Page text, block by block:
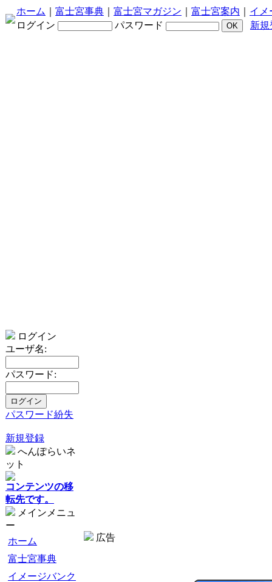
ホーム 富士宮事典 富士宮マガジン 富士宮案内
イメ
ログイン
パスワード 新規
ログイン
ユーザ名:
パスワード:
パスワード紛失
新規登録
へんぽらいネ
ット
コンテンツの移
転先です。
メインメニュ
ー
ホーム
富士宮事典
イメージバンク
広告